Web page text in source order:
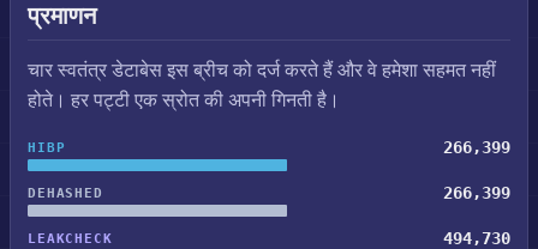
प्रमाणन
चार स्वतंत्र डेटाबेस इस ब्रीच को दर्ज करते हैं और वे हमेशा सहमत नहीं
होते। हर पट्टी एक स्रोत की अपनी गिनती है।
HIBP 266,399
DEHASHED 266,399
LEAKCHECK 494,730